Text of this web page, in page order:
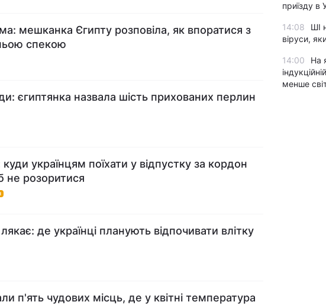
мешканка Єгипту розповіла, як впоратися з
спекою
єгиптянка назвала шість прихованих перлин
українцям поїхати у відпустку за кордон
не розоритися
лякає: де українці планують відпочивати влітку
п'ять чудових місць, де у квітні температура
приїзду в
14:08
ШІ
віруси,
14:00
На
менше